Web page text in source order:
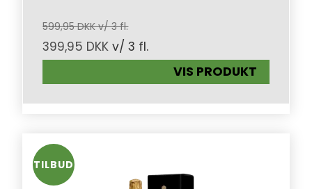
599,95 DKK v/ 3 fl.
399,95 DKK v/ 3 fl.
VIS PRODUKT
TILBUD